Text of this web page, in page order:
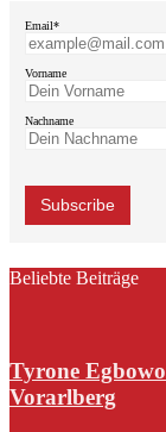
Email*
Vorname
Nachname
Beliebte Beiträge
Tyrone
Vorarlberg